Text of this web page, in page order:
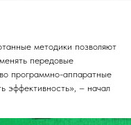
методики позволяют
передовые
программно-аппаратные
эффективность», – начал